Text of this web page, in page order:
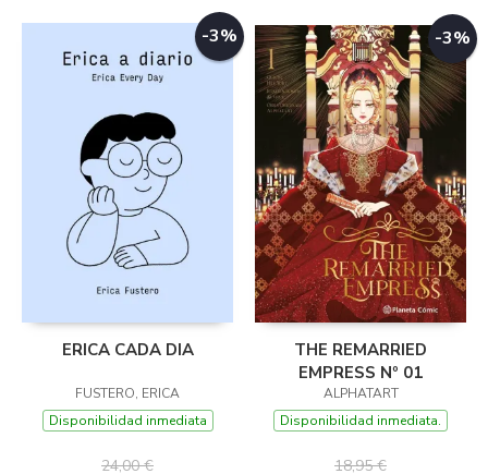
-3%
ERICA CADA DIA
FUSTERO, ERICA
Disponibilidad inmediata
24,00 €
-3%
THE REMARRIED
EMPRESS Nº 01
ALPHATART
Disponibilidad inmediata.
18,95 €